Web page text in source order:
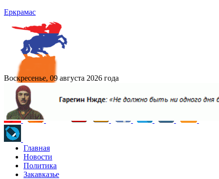
Еркрамас
Воскресенье, 09 августа 2026 года
Главная
Новости
Политика
Закавказье